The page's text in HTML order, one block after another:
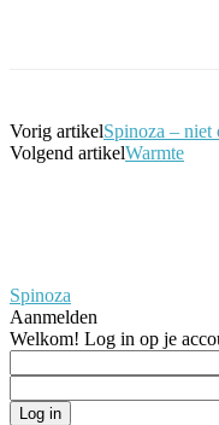
Vorig artikelSpinoza – niet
Volgend artikelWarmte
Spinoza
Aanmelden
Welkom! Log in op je